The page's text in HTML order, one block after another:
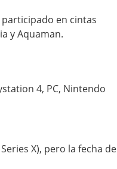
en cintas
y Aquaman.
4, PC, Nintendo
X), pero la fecha de